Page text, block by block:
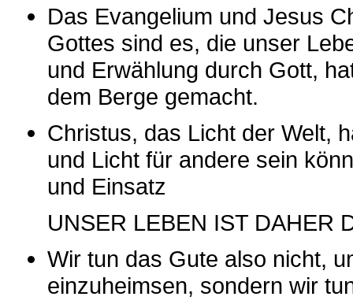
Das Evangelium und Jesus
Gottes sind es, die unser
und Erwählung durch Gott,
dem Berge gemacht.
Christus, das Licht der Welt,
und Licht für andere sein
und Einsatz
UNSER LEBEN IST DAHER
Wir tun das Gute also nicht,
einzuheimsen, sondern wir